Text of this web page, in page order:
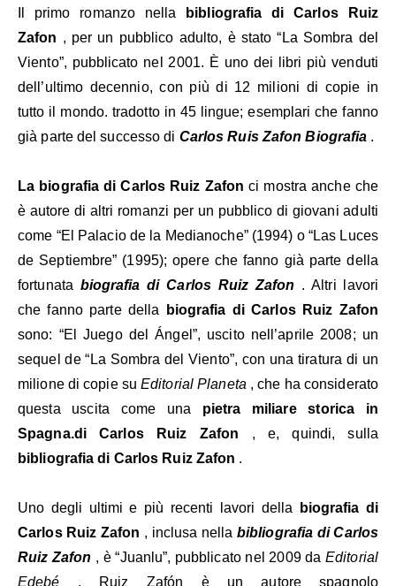
Il primo romanzo nella
bibliografia di Carlos Ruiz
Zafon , per un pubblico adulto, è stato “La Sombra del
Viento”, pubblicato nel 2001. È uno dei libri più venduti
dell’ultimo decennio, con più di 12 milioni di copie in
tutto il mondo. tradotto in 45 lingue; esemplari che fanno
già parte del successo di Carlos Ruis Zafon Biografia .
La biografia di Carlos Ruiz Zafon ci mostra anche che
è autore di altri romanzi per un pubblico di giovani adulti
come “El Palacio de la Medianoche” (1994) o “Las Luces
de Septiembre” (1995); opere che fanno già parte della
fortunata biografia di Carlos Ruiz Zafon . Altri lavori
che fanno parte della
biografia di Carlos Ruiz Zafon
sono: “El Juego del Ángel”, uscito nell’aprile 2008; un
sequel de “La Sombra del Viento”, con una tiratura di un
milione di copie suEditorial Planeta , che ha considerato
questa uscita come una pietra miliare storica in
Spagna.di Carlos Ruiz Zafon , e, quindi, sulla
bibliografia di Carlos Ruiz Zafon .
Uno degli ultimi e più recenti lavori della
biografia di
Carlos Ruiz Zafon , inclusa nella bibliografia di Carlos
Ruiz Zafon , è “Juanlu”, pubblicato nel 2009 daEditorial
Edebé . Ruiz Zafón è un autore spagnolo